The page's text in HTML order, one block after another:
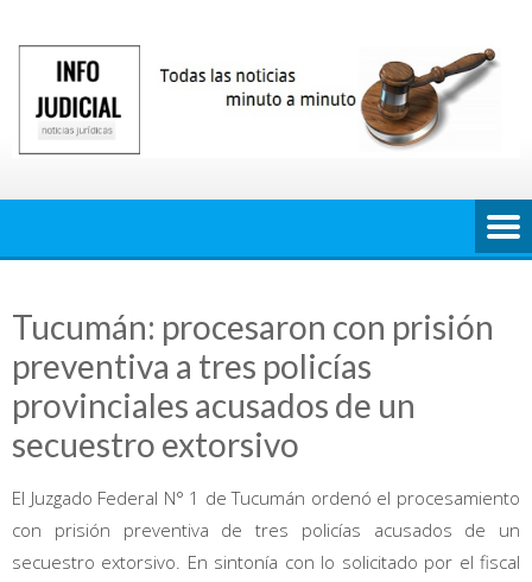
contenido
Tucumán: procesaron con prisión
preventiva a tres policías
provinciales acusados de un
secuestro extorsivo
El Juzgado Federal N° 1 de Tucumán ordenó el procesamiento
con prisión preventiva de tres policías acusados de un
secuestro extorsivo. En sintonía con lo solicitado por el fiscal